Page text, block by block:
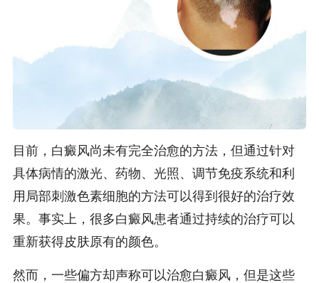
目前，白癜风尚未有完全治愈的方法，但通过针对
具体病情的激光、药物、光照、调节免疫系统和利
用局部刺激色素细胞的方法可以得到很好的治疗效
果。事实上，很多白癜风患者通过持续的治疗可以
重新获得皮肤原有的颜色。
然而，一些偏方却声称可以治愈白癜风，但是这些